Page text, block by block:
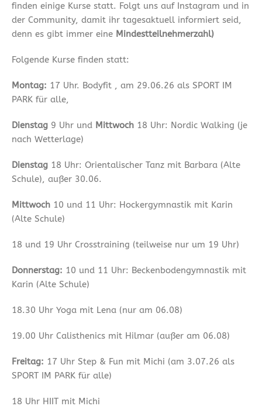
finden einige Kurse statt. Folgt uns auf Instagram und in
der Community, damit ihr tagesaktuell informiert seid,
denn es gibt immer eine Mindestteilnehmerzahl)
Folgende Kurse finden statt:
Montag: 17 Uhr. Bodyfit , am 29.06.26 als SPORT IM
PARK für alle,
Dienstag 9 Uhr und Mittwoch 18 Uhr: Nordic Walking (je
nach Wetterlage)
Dienstag 18 Uhr: Orientalischer Tanz mit Barbara (Alte
Schule), außer 30.06.
Mittwoch 10 und 11 Uhr: Hockergymnastik mit Karin
(Alte Schule)
18 und 19 Uhr Crosstraining (teilweise nur um 19 Uhr)
Donnerstag: 10 und 11 Uhr: Beckenbodengymnastik mit
Karin (Alte Schule)
18.30 Uhr Yoga mit Lena (nur am 06.08)
19.00 Uhr Calisthenics mit Hilmar (außer am 06.08)
Freitag: 17 Uhr Step & Fun mit Michi (am 3.07.26 als
SPORT IM PARK für alle)
18 Uhr HIIT mit Michi